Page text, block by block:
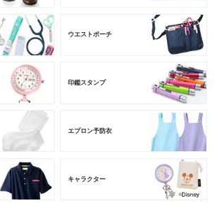
ウエストポーチ
印鑑スタンプ
エプロン予防衣
キャラクター